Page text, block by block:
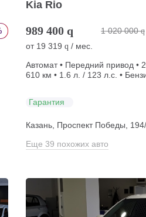
Kia Rio
989 400 q 1 020 000 q
от 19 319 q / мес.
Автомат • Передний привод •
610 км • 1.6 л. / 123 л.с. •
Гарантия
Казань, Проспект Победы,
Еще 39 похожих авто